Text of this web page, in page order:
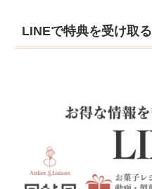
LINEで特典を受け取る